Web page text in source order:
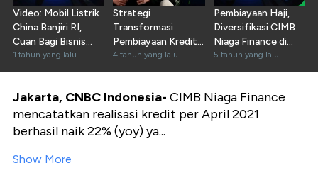
Video: Mobil Listrik
China Banjiri RI,
Cuan Bagi Bisnis
Multifinance?
1 tahun yang lalu
Strategi
Transformasi
Pembiayaan Kredit
CIMB Niaga Finance
4 tahun yang lalu
Pembiayaan Haji,
Diversifikasi CIMB
Niaga Finance di
2021
5 tahun yang lalu
Jakarta, CNBC Indonesia- CIMB Niaga Finance
mencatatkan realisasi kredit per April 2021
berhasil naik 22% (yoy) ya...
Show More